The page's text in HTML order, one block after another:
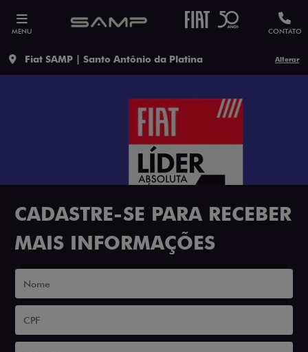
MENU CONTATO
Fiat SAMP | Santo Antônio da Platina Alterar
CADASTRE-SE PARA RECEBER
MAIS INFORMAÇÕES